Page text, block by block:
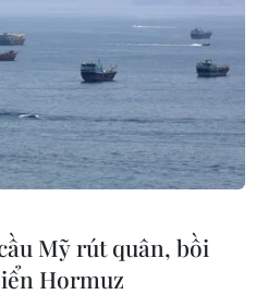
Hòn Thiên. (Ảnh: Nguyễn
TTXVN)
bên Đầm Nại, huyện
ai cũng ngỡ ngàng bởi
đường bích họa với gần
3D cỡ lớn rất độc đáo.
trong làng được các
hình vẽ với bút
hòa, họa tiết bắt mắt,
Mỹ rút quân, bồi
Hormuz